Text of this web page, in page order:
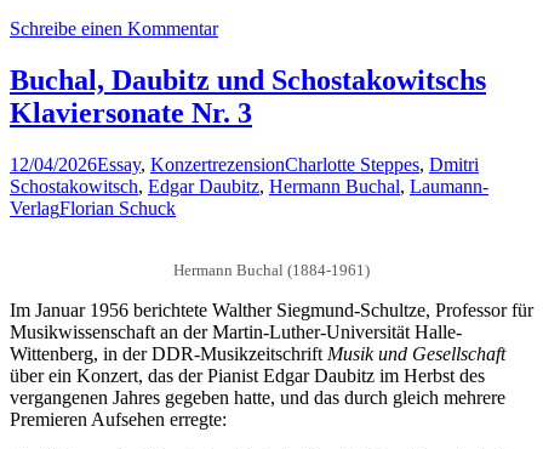
Schreibe einen Kommentar
Buchal, Daubitz und Schostakowitschs
Klaviersonate Nr. 3
12/04/2026Essay, KonzertrezensionCharlotte Steppes, Dmitri
Schostakowitsch, Edgar Daubitz, Hermann Buchal, Laumann-
VerlagFlorian Schuck
Hermann Buchal (1884-1961)
Im Januar 1956 berichtete Walther Siegmund-Schultze, Professor für
Musikwissenschaft an der Martin-Luther-Universität Halle-
Wittenberg, in der DDR-Musikzeitschrift Musik und Gesellschaft
über ein Konzert, das der Pianist Edgar Daubitz im Herbst des
vergangenen Jahres gegeben hatte, und das durch gleich mehrere
Premieren Aufsehen erregte: